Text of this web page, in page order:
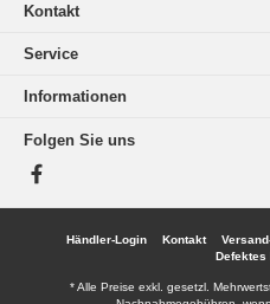
Kontakt
Service
Informationen
Folgen Sie uns
Facebook
Händler-Login Kontakt
Defektes
* Alle Preise exkl. gesetzl.